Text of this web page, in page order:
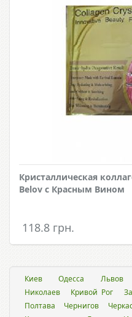
Кристаллическая
Belov с Красным Вином
118.8 грн.
Киев Одесса Львов
Николаев
Кривой Рог
Полтава
Чернигов